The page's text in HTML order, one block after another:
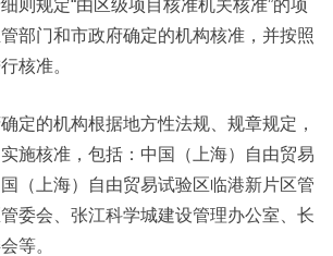
规定“由区级项目核准机关核准”的项
部门和市政府确定的机构核准，并按照
核准。
的机构根据地方性法规、规章规定，
施核准，包括：中国（上海）自由贸易
（上海）自由贸易试验区临港新片区管
委会、张江科学城建设管理办公室、长
等。